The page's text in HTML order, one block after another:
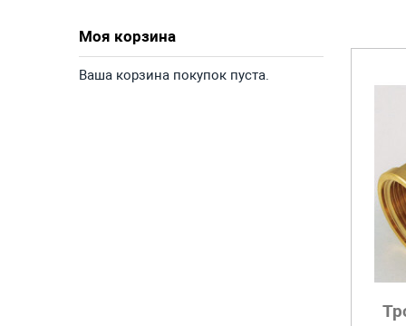
Моя корзина
Ваша корзина покупок пуста.